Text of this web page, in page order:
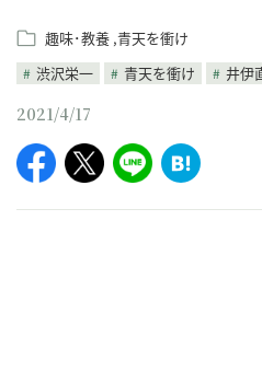
趣味･教養 青天を衝け
渋沢栄一
青天を衝け 井伊
2021/4/17